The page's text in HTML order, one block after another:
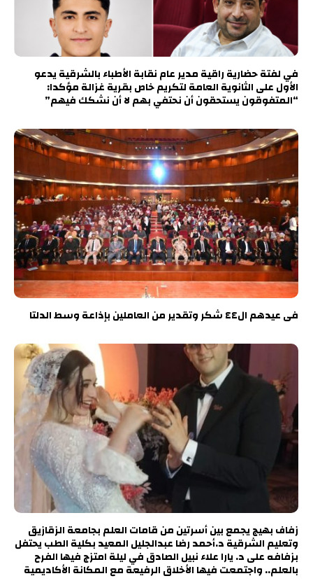
في لفتة حضارية راقية مدير عام نقابة الأطباء بالشرقية يدعو
الأول على الثانوية العامة لتكريم خاص بقرية غزالة مؤكدا:
“المتفوقون يستحقون أن نحتفي بهم لا أن نشكك فيهم”
فى عيدهم ال٤٤ شكر وتقدير من العاملين بإذاعة وسط الدلتا
زفاف بهيج يجمع بين أسرتين من قامات العلم بجامعة الزقازيق
وتعليم الشرقية د.أحمد رضا عبدالجليل المعيد بكلية الطب يحتفل
بزفافه على د. يارا علاء نبيل الصادق في ليلة امتزج فيها الفرح
بالعلم.. واجتمعت فيها الأخلاق الرفيعة مع المكانة الأكاديمية